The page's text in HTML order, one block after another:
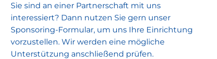
Sie sind an einer Partnerschaft mit uns
interessiert? Dann nutzen Sie gern unser
Sponsoring-Formular, um uns Ihre Einrichtung
vorzustellen. Wir werden eine mögliche
Unterstützung anschließend prüfen.